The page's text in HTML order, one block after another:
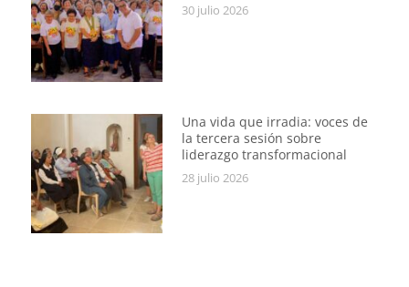
30 julio 2026
Una vida que irradia: voces de
la tercera sesión sobre
liderazgo transformacional
28 julio 2026